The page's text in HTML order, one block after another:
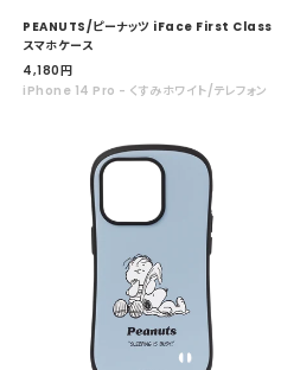
PEANUTS/ピーナッツ iFace First Class
スマホケース
セ
ー
4,180円
iPhone 14 Pro - くすみホワイト/テレフォン